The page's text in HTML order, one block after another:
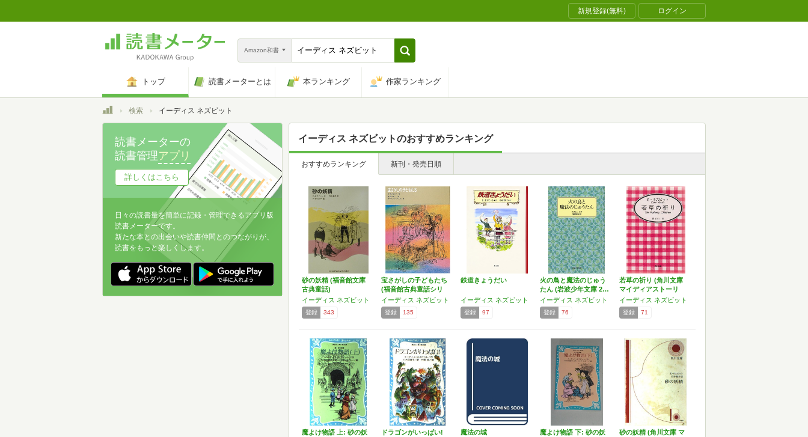
新規登録(無料) ログイン
Amazon和書
トップ 読書メーターとは 本ランキング 作家ランキング
トップ検索 イーディス ネズビット
イーディス ネズビットのおすすめランキング
おすすめランキング 新刊・発売日順
砂の妖精 (福音館文庫
古典童話)
イーディス ネズビット
登録 343
宝さがしの子どもたち
(福音館古典童話シリ
ー…
イーディス ネズビット
登録 135
鉄道きょうだい
イーディス ネズビット
登録 97
火の鳥と魔法のじゅう
たん (岩波少年文庫 2…
イーディス ネズビット
登録 76
若草の祈り (角川文庫
マイディアストーリ
ー…
イーディス ネズビット
登録 71
魔よけ物語 上: 砂の妖
ドラゴンがいっぱい!
魔法の城
魔よけ物語 下: 砂の妖
砂の妖精 (角川文庫 マ
読書メーターの
読書管理アプリ
詳しくはこちら
日々の読書量を簡単に記録・管理できるアプリ版
読書メーターです。
新たな本との出会いや読書仲間とのつながりが、
読書をもっと楽しくします。